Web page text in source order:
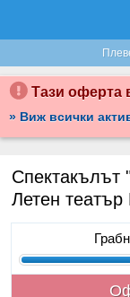
Тази оферта
» Виж всички
Спектакълът
Летен театър